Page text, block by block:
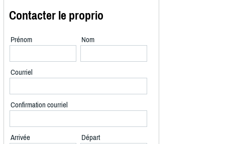
Contacter le proprio
Prénom Nom
Courriel
Confirmation courriel
Arrivée Départ